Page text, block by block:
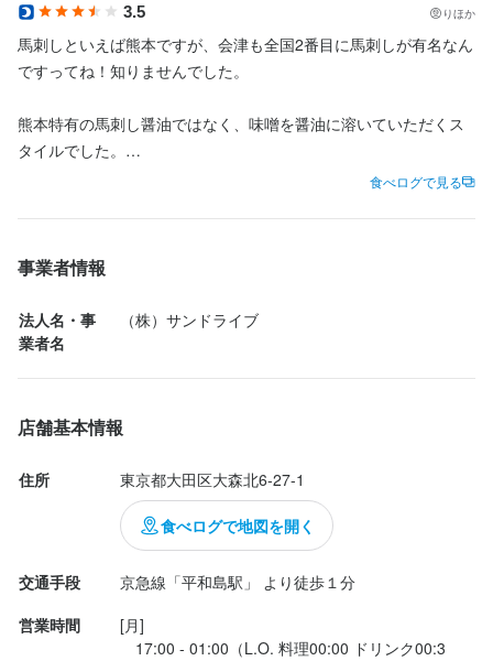
3.5 りほか
馬刺しといえば熊本ですが、会津も全国2番目に馬刺しが有名なん
ですってね！知りませんでした。
熊本特有の馬刺し醤油ではなく、味噌を醤油に溶いていただくス
タイルでした。
いぶりがっこ入りのポテトサラダも美味しかったです！ご当地の
ものを食べられるお店っていいですね♩
食べログで見る
事業者情報
法人名・事
業者名
（株）サンドライブ
店舗基本情報
住所 東京都大田区大森北6-27-1
食べログで地図を開く
交通手段
京急線「平和島駅」 より徒歩１分
営業時間
[月]
17:00 - 01:00（L.O. 料理00:00 ドリンク00:3
待遇
【各種社会保険あり】
■家族（子供）手当
■住宅手当
■役職給　給与規定に準ずる
■引越手当　上限30万円/回
し代）
■勤続ありがとう手当　3万～10万　3・5・10年継続勤務に対して
■結婚記念日手当　2万
■禁煙手当　たばこ吸っていいるのがばれたら全額返金
■月間休日　8日～9日/月
■社員総会　年1回のアワード方針発表、昇進発表
■誕生日会　1回/社長との食事会
■PA卒業式　※社員総会にて開催
■借り上げ社宅制度　サンドライブ名義の社宅の場合
■独立支援制度　弊社店舗を委託運営